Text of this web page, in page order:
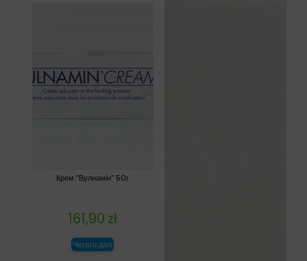
Крем “Вулнамін” 50г
161,90 zł
Читати далі